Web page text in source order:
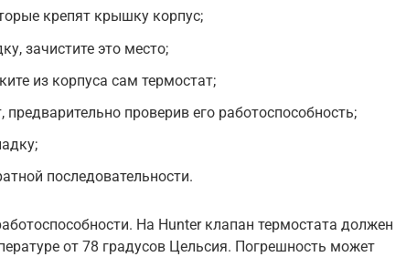
крепят крышку корпус;
зачистите это место;
из корпуса сам термостат;
предварительно проверив его работоспособность;
последовательности.
На Hunter клапан термостата должен
от 78 градусов Цельсия. Погрешность может